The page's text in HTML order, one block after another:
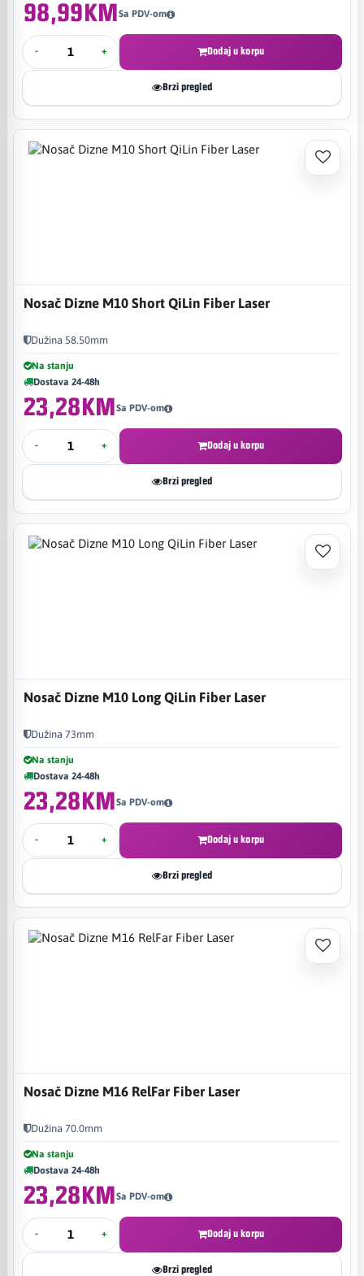
98,99KMSa PDV-om
- + Dodaj u korpu
Brzi pregled
Nosač Dizne M10 Short QiLin Fiber Laser
Dužina 58.50mm
Na stanju
Dostava 24-48h
23,28KMSa PDV-om
- + Dodaj u korpu
Brzi pregled
Nosač Dizne M10 Long QiLin Fiber Laser
Dužina 73mm
Na stanju
Dostava 24-48h
23,28KMSa PDV-om
- + Dodaj u korpu
Brzi pregled
Nosač Dizne M16 RelFar Fiber Laser
Dužina 70.0mm
Na stanju
Dostava 24-48h
23,28KMSa PDV-om
- + Dodaj u korpu
Brzi pregled